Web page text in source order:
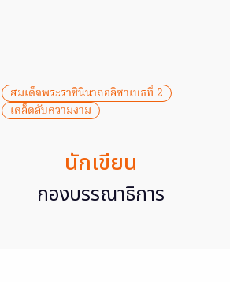
สมเด็จพระราชินีนาถอลิซาเบธที่ 2
เคล็ดลับความงาม
นักเขียน
กองบรรณาธิการ